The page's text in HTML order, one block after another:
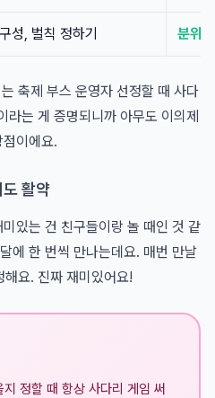
성, 벌칙 정하기 분위
축제 부스 운영자 선정할 때 사다
라는 게 증명되니까 아무도 이의제
이에요.
활약
있는 건 친구들이랑 놀 때인 것 같
에 한 번씩 만나는데요. 매번 만날
요. 진짜 재미있어요!
정할 때 항상 사다리 게임 써